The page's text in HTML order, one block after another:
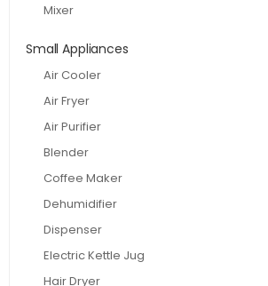
Mixer
Small Appliances
Air Cooler
Air Fryer
Air Purifier
Blender
Coffee Maker
Dehumidifier
Dispenser
Electric Kettle Jug
Hair Dryer